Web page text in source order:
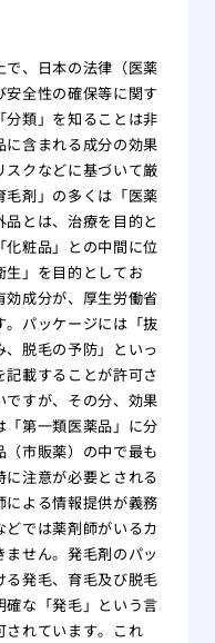
、日本の法律（医薬
安全性の確保等に関す
分類」を知ることは非
に含まれる成分の効果
スクなどに基づいて厳
剤」の多くは「医薬
とは、治療を目的と
化粧品」との中間に位
生」を目的としてお
効成分が、厚生労働省
。パッケージには「抜
脱毛の予防」といっ
載することが許可さ
ですが、その分、効果
「第一類医薬品」に分
市販薬）の中で最も
注意が必要とされる
による情報提供が義務
では薬剤師がいるカ
せん。発毛剤のパッ
る発毛、育毛及び脱毛
確な「発毛」という言
されています。これ